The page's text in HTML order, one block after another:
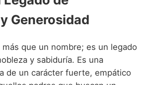
Generosidad
que un nombre; es un legado
y sabiduría. Es una
de un carácter fuerte, empático